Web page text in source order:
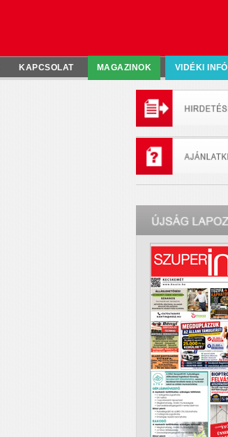
KAPCSOLAT MAGAZINOK VIDÉKI INFÓ